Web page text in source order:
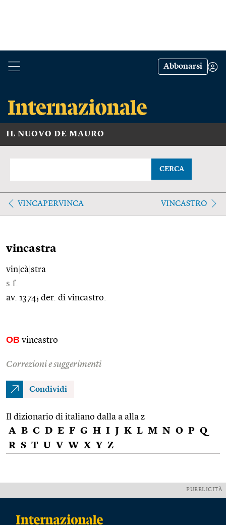
Abbonarsi
IL NUOVO DE MAURO
CERCA
VINCAPERVINCA VINCASTRO
vincastra
vin cà stra
s.f.
av. 1374; der. di vincastro.
OB vincastro
Correzioni e suggerimenti
Condividi
Il dizionario di italiano dalla a alla z
A B C D E F G H I J K L M N O P Q
R S T U V W X Y Z
PUBBLICITÀ